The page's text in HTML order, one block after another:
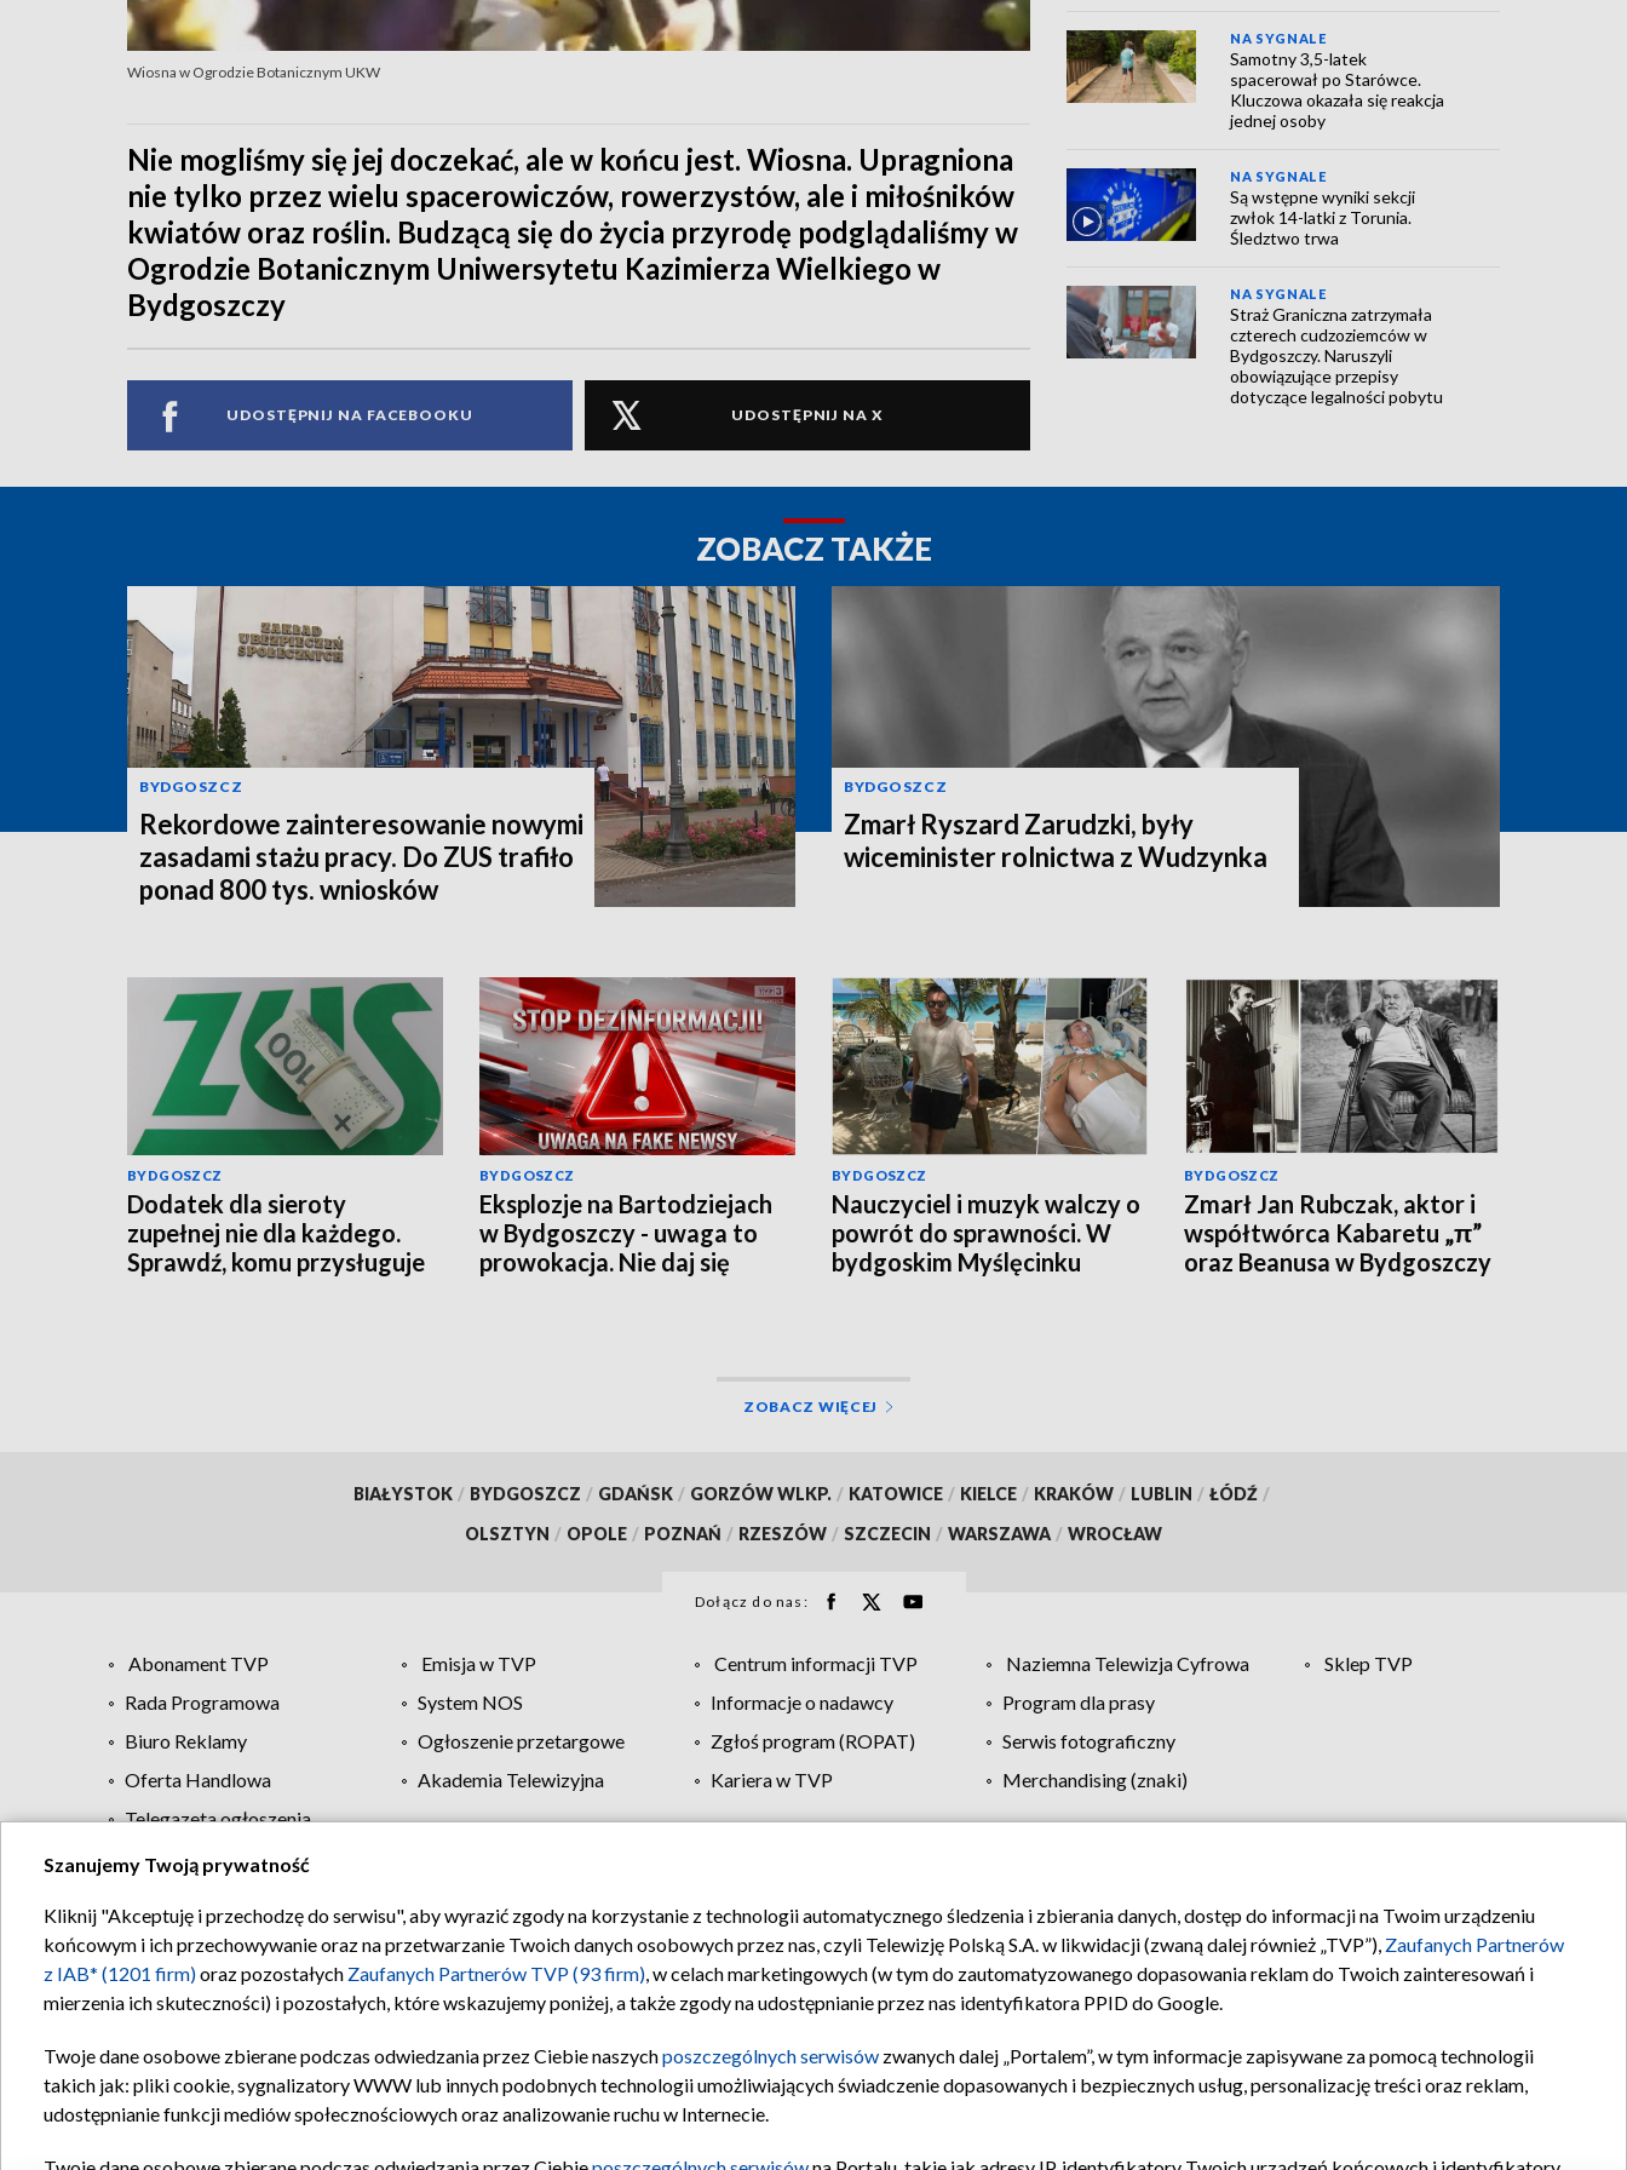
Wiosna w Ogrodzie Botanicznym UKW
Nie mogliśmy się jej doczekać, ale w końcu jest. Wiosna. Upragniona
nie tylko przez wielu spacerowiczów, rowerzystów, ale i miłośników
kwiatów oraz roślin. Budzącą się do życia przyrodę podglądaliśmy w
Ogrodzie Botanicznym Uniwersytetu Kazimierza Wielkiego w
Bydgoszczy
UDOSTĘPNIJ NA FACEBOOKU UDOSTĘPNIJ NA X
NA SYGNALE
Samotny 3,5-latek
spacerował po Starówce.
Kluczowa okazała się reakcja
jednej osoby
NA SYGNALE
Są wstępne wyniki sekcji
zwłok 14-latki z Torunia.
Śledztwo trwa
NA SYGNALE
Straż Graniczna zatrzymała
czterech cudzoziemców w
Bydgoszczy. Naruszyli
obowiązujące przepisy
dotyczące legalności pobytu
ZOBACZ TAKŻE
BYDGOSZCZ
Rekordowe zainteresowanie nowymi
zasadami stażu pracy. Do ZUS trafiło
ponad 800 tys. wniosków
BYDGOSZCZ
Zmarł Ryszard Zarudzki, były
wiceminister rolnictwa z Wudzynka
BYDGOSZCZ
Dodatek dla sieroty
zupełnej nie dla każdego.
Sprawdź, komu przysługuje
BYDGOSZCZ
Eksplozje na Bartodziejach
w Bydgoszczy - uwaga to
prowokacja. Nie daj się
BYDGOSZCZ
Nauczyciel i muzyk walczy o
powrót do sprawności. W
bydgoskim Myślęcinku
BYDGOSZCZ
Zmarł Jan Rubczak, aktor i
współtwórca Kabaretu „π”
oraz Beanusa w Bydgoszczy
ZOBACZ WIĘCEJ
BIAŁYSTOK / BYDGOSZCZ / GDAŃSK / GORZÓW WLKP. / KATOWICE / KIELCE / KRAKÓW / LUBLIN / ŁÓDŹ /
OLSZTYN / OPOLE / POZNAŃ / RZESZÓW / SZCZECIN / WARSZAWA / WROCŁAW
Dołącz do nas:
Abonament TVP Emisja w TVP Centrum informacji TVP Naziemna Telewizja Cyfrowa
Sklep TVP
Rada Programowa
System NOS Informacje o nadawcy
Program dla prasy
Biuro Reklamy
Ogłoszenie przetargowe Zgłoś program (ROPAT)
Serwis fotograficzny
Oferta Handlowa
Akademia Telewizyjna Kariera w TVP
Merchandising (znaki)
Telegazeta ogłoszenia
Regulamin TVP Polityka prywatności Moje zgody Pomoc Biuro reklamy Kontakt
Szanujemy Twoją prywatność
Kliknij "Akceptuję i przechodzę do serwisu", aby wyrazić zgody na korzystanie z technologii automatycznego śledzenia i zbierania danych, dostęp do informacji na Twoim urządzeniu
końcowym i ich przechowywanie oraz na przetwarzanie Twoich danych osobowych przez nas, czyli Telewizję Polską S.A. w likwidacji (zwaną dalej również „TVP”), Zaufanych Partnerów
z IAB* (1201 firm)oraz pozostałych Zaufanych Partnerów TVP (93 firm), w celach marketingowych (w tym do zautomatyzowanego dopasowania reklam do Twoich zainteresowań i
mierzenia ich skuteczności) i pozostałych, które wskazujemy poniżej, a także zgody na udostępnianie przez nas identyfikatora PPID do Google.
Twoje dane osobowe zbierane podczas odwiedzania przez Ciebie naszychposzczególnych serwisów zwanych dalej „Portalem”, w tym informacje zapisywane za pomocą technologii
takich jak: pliki cookie, sygnalizatory WWW lub innych podobnych technologii umożliwiających świadczenie dopasowanych i bezpiecznych usług, personalizację treści oraz reklam,
udostępnianie funkcji mediów społecznościowych oraz analizowanie ruchu w Internecie.